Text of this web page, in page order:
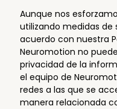
Aunque nos
utilizando medidas de
acuerdo con nuestra
Neuromotion no
privacidad de la
el equipo de
redes a las que se
manera relacionada